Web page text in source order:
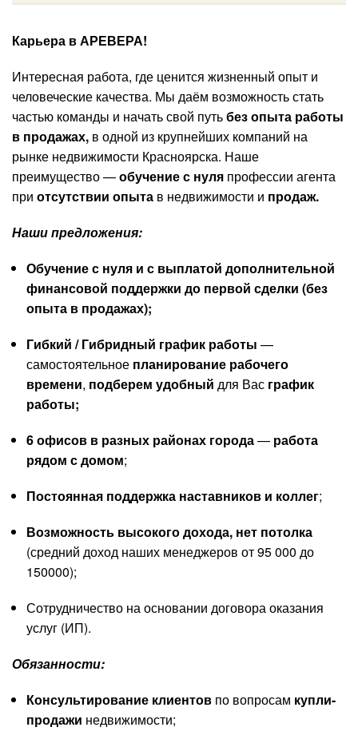
Карьера в АРЕВЕРА!
Интересная работа, где ценится жизненный опыт и
человеческие качества. Мы даём возможность стать
частью команды и начать свой путьбез опыта работы
в продажах, в одной из крупнейших компаний на
рынке недвижимости Красноярска. Наше
преимущество —обучение с нуля профессии агента
при отсутствии опыта в недвижимости и продаж.
Наши предложения:
Обучение с нуля и с выплатой дополнительной
финансовой поддержки до первой сделки (без
опыта в продажах);
Гибкий /Гибридный график работы —
самостоятельное планирование рабочего
времени, подберем удобный для Вас график
работы;
6 офисов в разных районах города— работа
рядом с домом;
Постоянная поддержка наставников и коллег;
Возможность высокого дохода, нет потолка
(средний доход наших менеджеров от 95 000 до
150000);
Сотрудничество на основании договора оказания
услуг (ИП).
Обязанности:
Консультирование клиентовпо вопросам купли-
продажи недвижимости;